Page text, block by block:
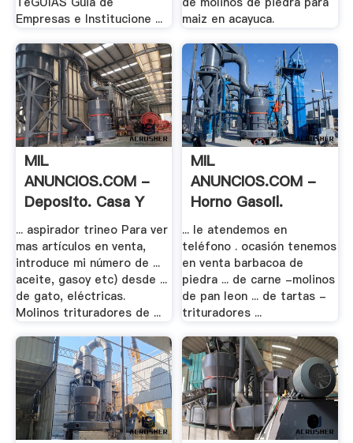
Empresas e Institucione ...
maiz en acayuca.
MIL
ANUNCIOS.COM -
Deposito. Casa Y
Jardín .
... aspirador trineo Para ver
mas artículos en venta,
introduce mi número de ...
aceite, gasoy etc) desde ...
de gato, eléctricas.
Molinos trituradores de ...
MIL
ANUNCIOS.COM -
Horno Gasoil.
Negocios .
... le atendemos en
teléfono . ocasión tenemos
en venta barbacoa de
piedra ... de carne -molinos
de pan leon ... de tartas -
trituradores ...